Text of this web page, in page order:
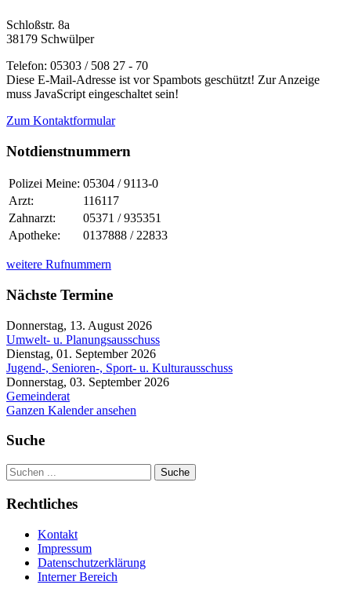
Schloßstr. 8a
38179 Schwülper
Telefon: 05303 / 508 27 - 70
Diese E-Mail-Adresse ist vor Spambots geschützt! Zur Anzeige
muss JavaScript eingeschaltet sein!
Zum Kontaktformular
Notdienstnummern
Polizei Meine: 05304 / 9113-0
Arzt:
116117
Zahnarzt:
05371 / 935351
Apotheke:
0137888 / 22833
weitere Rufnummern
Nächste Termine
Donnerstag, 13. August 2026
Umwelt- u. Planungsausschuss
Dienstag, 01. September 2026
Jugend-, Senioren-, Sport- u. Kulturausschuss
Donnerstag, 03. September 2026
Gemeinderat
Ganzen Kalender ansehen
Suche
Suche
Rechtliches
Kontakt
Impressum
Datenschutzerklärung
Interner Bereich